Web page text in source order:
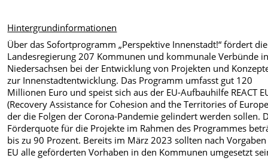
Hintergrundinformationen
Über das Sofortprogramm „Perspektive Innenstadt!“ fördert die
Landesregierung 207 Kommunen und kommunale Verbünde
Niedersachsen bei der Entwicklung von Projekten und
zur Innenstadtentwicklung. Das Programm umfasst gut 120
Millionen Euro und speist sich aus der EU-Aufbauhilfe REACT
(Recovery Assistance for Cohesion and the Territories of
der die Folgen der Corona-Pandemie gelindert werden sollen.
Förderquote für die Projekte im Rahmen des Programmes
bis zu 90 Prozent. Bereits im März 2023 sollten nach
EU alle geförderten Vorhaben in den Kommunen umgesetzt